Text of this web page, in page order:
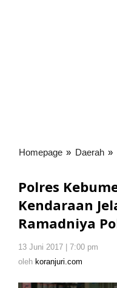
Homepage » Daerah »
Polres
Kendaraan
Ramadniya
13 Juni 2017 | 7:00 pm
oleh koranjuri.com